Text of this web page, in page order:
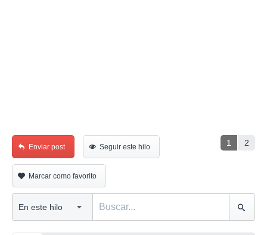
1 2
Enviar post Seguir este hilo
Marcar como favorito